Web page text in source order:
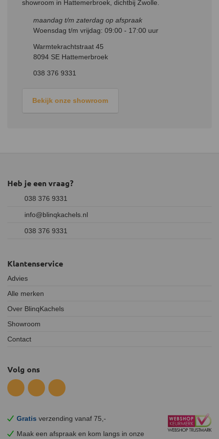
luchttoevoer aan te sluiten.
Uniek dubbel verbrandingssysteem
De kachels van Dovre zijn voorzien van een uniek dubbel
schonere verbranding wordt gegarandeerd. Dit komt doordat
secundaire lucht via de achterkant in de kachel wordt toegelaten.
Deze lucht wordt verwarmd en teruggeleid naar de
ontvlammen.
showroom in Hattemerbroek, dichtbij Zwolle.
maandag t/m zaterdag op afspraak
Woensdag t/m vrijdag: 09:00 - 17:00 uur
Warmtekrachtstraat 45
8094 SE Hattemerbroek
038 376 9331
Bekijk onze showroom
Gratis verzending vanaf 75,-
Maak een afspraak en kom langs in onze
Heb je een vraag?
038 376 9331
info@blinqkachels.nl
038 376 9331
Klantenservice
Advies
Alle merken
Over BlinqKachels
Showroom
Contact
Volg ons